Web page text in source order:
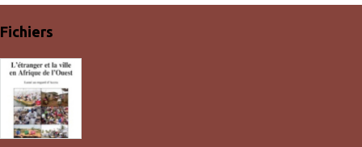
Fichiers